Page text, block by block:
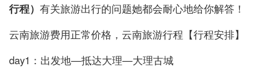
行程） 有关旅游出行的问题她都会耐心地给你解答！
云南旅游费用正常价格，云南旅游行程【行程安排】
day1：出发地—抵达大理—大理古城